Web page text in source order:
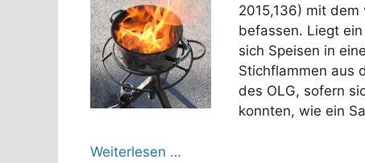
2015,136) mit
befassen. Liegt
sich Speisen in
Stichflammen aus
des OLG, sofern
konnten, wie ein
Weiterlesen …